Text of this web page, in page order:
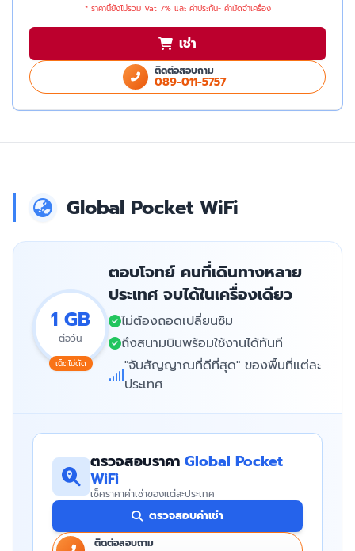
* ราคานี้ยังไม่รวม Vat 7% และ ค่าประกัน- ค่ามัดจำเครื่อง
เช่า
ติดต่อสอบถาม
089-011-5757
Global Pocket WiFi
1 GB
ต่อวัน
เน็ตไม่ตัด
ตอบโจทย์ คนที่เดินทางหลาย
ประเทศ จบได้ในเครื่องเดียว
ไม่ต้องถอดเปลี่ยนซิม
ถึงสนามบินพร้อมใช้งานได้ทันที
"จับสัญญาณที่ดีที่สุด" ของพื้นที่แต่ละ
ประเทศ
ตรวจสอบราคา Global Pocket
WiFi
เช็คราคาค่าเช่าของแต่ละประเทศ
ตรวจสอบค่าเช่า
ติดต่อสอบถาม